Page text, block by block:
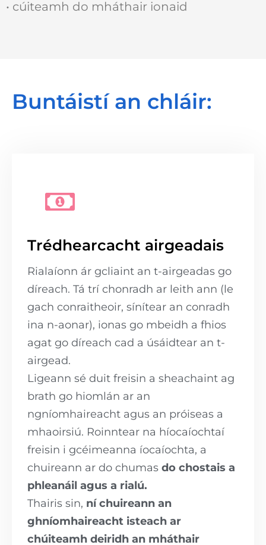
• cúiteamh do mháthair ionaid
Buntáistí an chláir:
Trédhearcacht airgeadais
Rialaíonn ár gcliaint an t-airgeadas go
díreach. Tá trí chonradh ar leith ann (le
gach conraitheoir, sínítear an conradh
ina n-aonar), ionas go mbeidh a fhios
agat go díreach cad a úsáidtear an t-
airgead.
Ligeann sé duit freisin a sheachaint ag
brath go hiomlán ar an
ngníomhaireacht agus an próiseas a
mhaoirsiú. Roinntear na híocaíochtaí
freisin i gcéimeanna íocaíochta, a
chuireann ar do chumas do chostais a
phleanáil agus a rialú.
Thairis sin, ní chuireann an
ghníomhaireacht isteach ar
chúiteamh deiridh an mháthair